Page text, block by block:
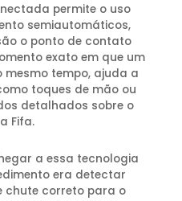
permite o uso
semiautomáticos,
o ponto de contato
exato em que um
tempo, ajuda a
toques de mão ou
detalhados sobre o
Fifa.
a essa tecnologia
era detectar
chute correto para o